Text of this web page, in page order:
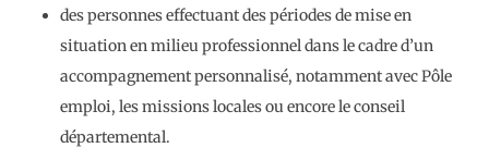
des personnes effectuant des périodes de mise en
situation en milieu professionnel dans le cadre d’un
accompagnement personnalisé, notamment avec Pôle
emploi, les missions locales ou encore le conseil
départemental.